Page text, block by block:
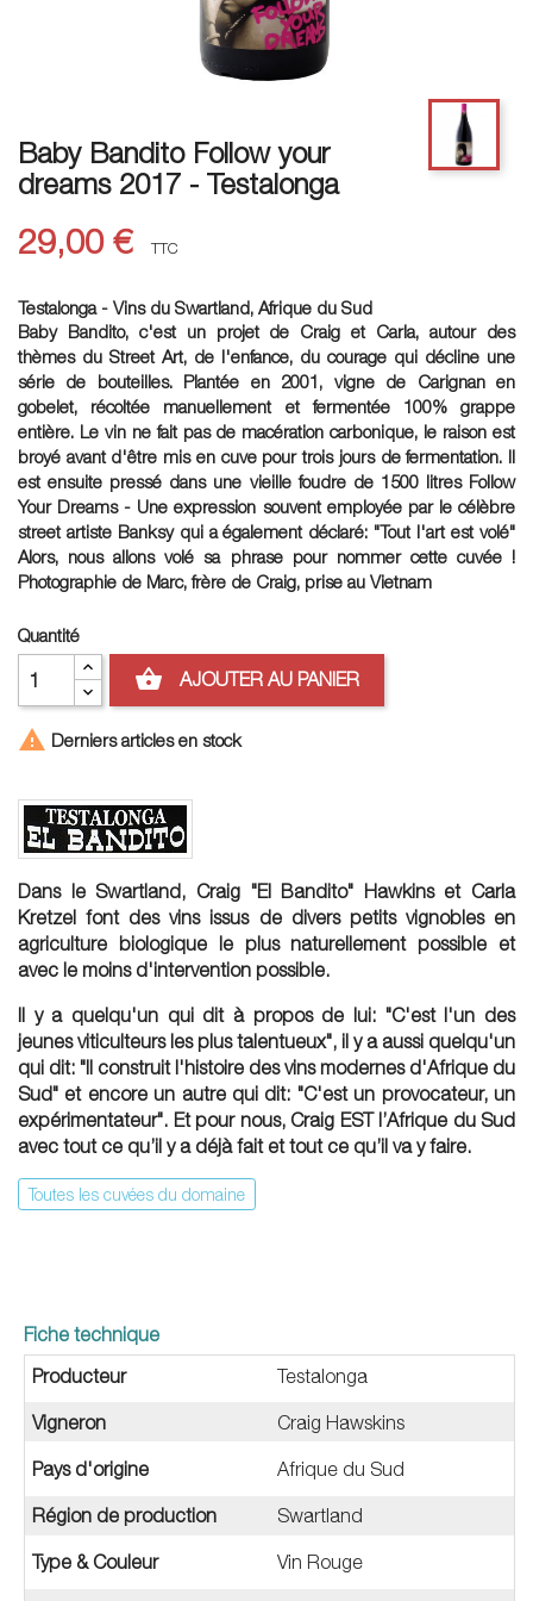
Baby Bandito Follow your
dreams 2017 - Testalonga
29,00 € TTC
Testalonga - Vins du Swartland, Afrique du Sud
Baby Bandito, c'est un projet de Craig et Carla, autour des
thèmes du Street Art, de l'enfance, du courage qui décline une
série de bouteilles. Plantée en 2001, vigne de Carignan en
gobelet, récoltée manuellement et fermentée 100% grappe
entière. Le vin ne fait pas de macération carbonique, le raison est
broyé avant d'être mis en cuve pour trois jours de fermentation. Il
est ensuite pressé dans une vieille foudre de 1500 litres Follow
Your Dreams - Une expression souvent employée par le célèbre
street artiste Banksy qui a également déclaré: "Tout l'art est volé"
Alors, nous allons volé sa phrase pour nommer cette cuvée !
Photographie de Marc, frère de Craig, prise au Vietnam
Quantité
shopping_basket AJOUTER AU PANIER
 Derniers articles en stock
Dans le Swartland, Craig "El Bandito" Hawkins et Carla
Kretzel font des vins issus de divers petits vignobles en
agriculture biologique le plus naturellement possible et
avec le moins d'intervention possible.
Il y a quelqu'un qui dit à propos de lui: "C'est l'un des
jeunes viticulteurs les plus talentueux", il y a aussi quelqu'un
qui dit: "Il construit l'histoire des vins modernes d'Afrique du
Sud" et encore un autre qui dit: "C'est un provocateur, un
expérimentateur". Et pour nous, Craig EST l’Afrique du Sud
avec tout ce qu’il y a déjà fait et tout ce qu’il va y faire.
Toutes les cuvées du domaine
Fiche technique
Producteur
Testalonga
Vigneron Craig Hawskins
Pays d'origine Afrique du Sud
Région de production Swartland
Type & Couleur Vin Rouge